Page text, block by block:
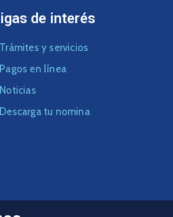
de interés
Trámites y servicios
Pagos en línea
Noticias
Descarga tu nomina